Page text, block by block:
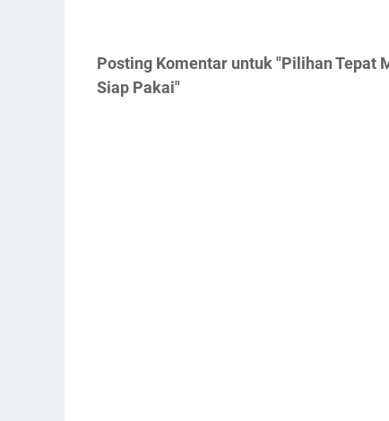
Posting Komentar untuk "Pilihan Tepat
Siap Pakai"